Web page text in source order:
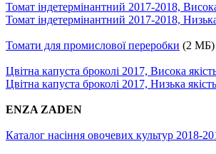
Томат індетермінантний 2017-2018,
Томат індетермінантний 2017-2018,
Томати для промислової переробки (2 МБ)
Цвітна капуста броколі 2017, Висока
Цвітна капуста броколі 2017, Низька якість
ENZA ZADEN
Каталог насіння овочевих культур 2018-